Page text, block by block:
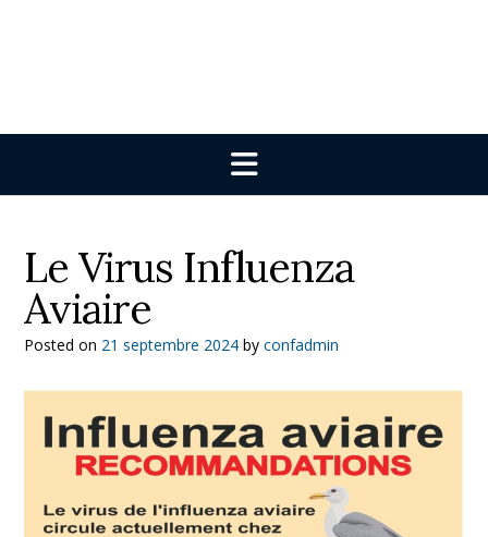
Le Virus Influenza
Aviaire
Posted on 21 septembre 2024 by confadmin